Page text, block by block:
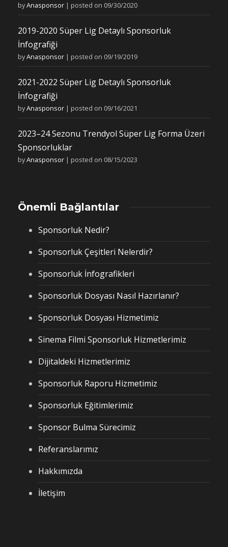
byAnasponsor | posted on 09/30/2020
2019-2020 Süper Lig Detaylı Sponsorluk
İnfografiği
byAnasponsor | posted on 09/19/2019
2021-2022 Süper Lig Detaylı Sponsorluk
İnfografiği
byAnasponsor | posted on 09/16/2021
2023–24 Sezonu Trendyol Süper Lig Forma Üzeri
Sponsorluklar
byAnasponsor | posted on 08/15/2023
Önemli Bağlantılar
Sponsorluk Nedir?
Sponsorluk Çeşitleri Nelerdir?
Sponsorluk İnfografikleri
Sponsorluk Dosyası Nasıl Hazırlanır?
Sponsorluk Dosyası Hizmetimiz
Sinema Filmi Sponsorluk Hizmetlerimiz
Dijitaldeki Hizmetlerimiz
Sponsorluk Raporu Hizmetimiz
Sponsorluk Eğitimlerimiz
Sponsor Bulma Sürecimiz
Referanslarımız
Hakkımızda
İletişim